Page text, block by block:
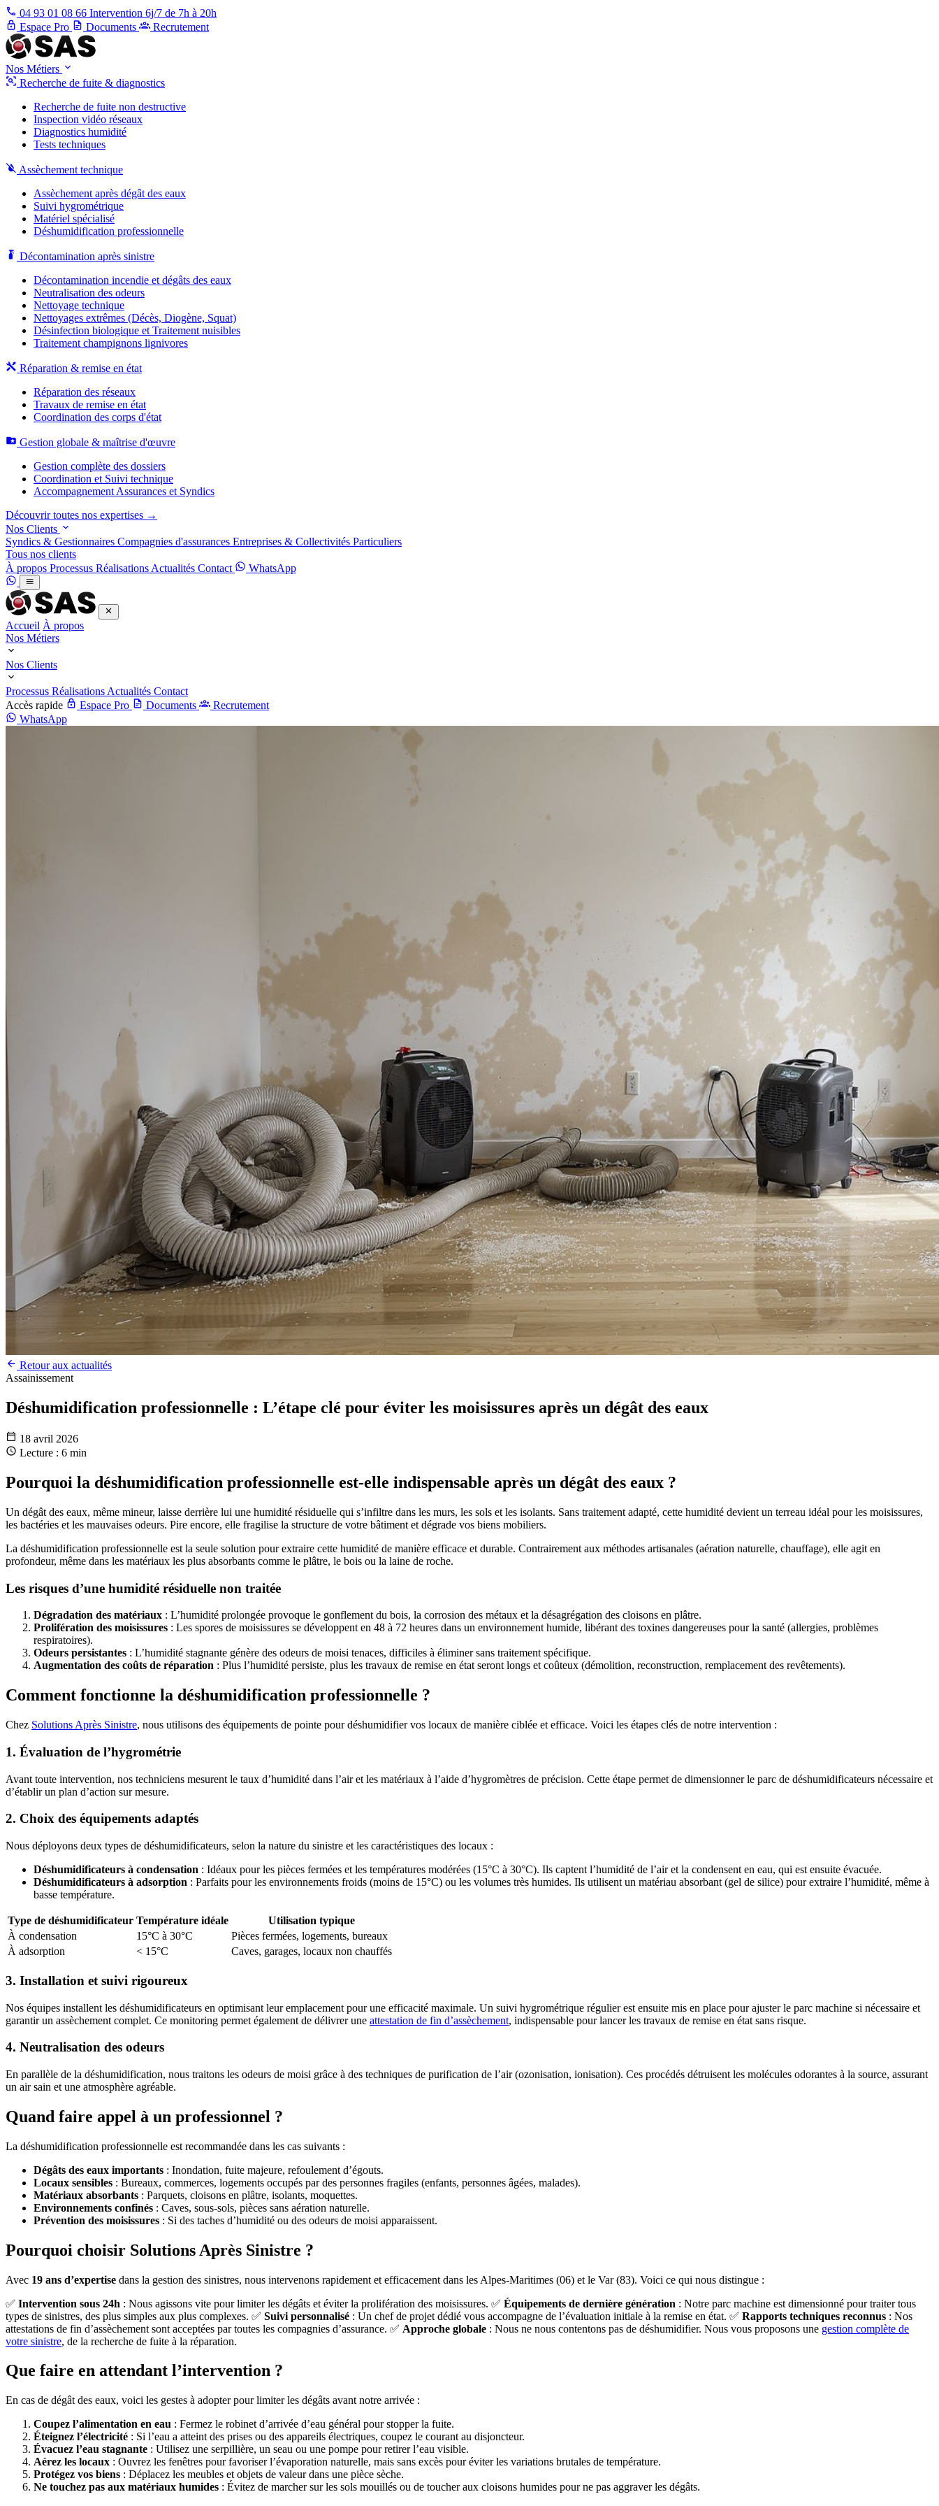
04 93 01 08 66 Intervention 6j/7 de 7h à 20h
Espace Pro
Documents Recrutement
Nos Métiers
Recherche de fuite & diagnostics
Recherche de fuite non destructive
Inspection vidéo réseaux
Diagnostics humidité
Tests techniques
Assèchement technique
Assèchement après dégât des eaux
Suivi hygrométrique
Matériel spécialisé
Déshumidification professionnelle
Décontamination après sinistre
Décontamination incendie et dégâts des eaux
Neutralisation des odeurs
Nettoyage technique
Nettoyages extrêmes (Décès, Diogène, Squat)
Désinfection biologique et Traitement nuisibles
Traitement champignons lignivores
Réparation & remise en état
Réparation des réseaux
Travaux de remise en état
Coordination des corps d'état
Gestion globale & maîtrise d'œuvre
Gestion complète des dossiers
Coordination et Suivi technique
Accompagnement Assurances et Syndics
Découvrir toutes nos expertises →
Nos Clients
Syndics & Gestionnaires Compagnies d'assurances Entreprises & Collectivités Particuliers
Tous nos clients
À propos Processus Réalisations Actualités Contact WhatsApp
Accueil À propos
Nos Métiers
Nos Clients
Processus Réalisations Actualités Contact
Accès rapide
Espace Pro Documents
Recrutement
WhatsApp
Retour aux actualités
Assainissement
Déshumidification professionnelle : L’étape clé pour éviter les moisissures après un dégât des eaux
18 avril 2026
Lecture : 6 min
Pourquoi la déshumidification professionnelle est-elle indispensable après un dégât des eaux ?
Un dégât des eaux, même mineur, laisse derrière lui une humidité résiduelle qui s’infiltre dans les murs, les sols et les isolants. Sans traitement adapté, cette humidité devient un terreau idéal pour les moisissures,
les bactéries et les mauvaises odeurs. Pire encore, elle fragilise la structure de votre bâtiment et dégrade vos biens mobiliers.
La déshumidification professionnelle est la seule solution pour extraire cette humidité de manière efficace et durable. Contrairement aux méthodes artisanales (aération naturelle, chauffage), elle agit en
profondeur, même dans les matériaux les plus absorbants comme le plâtre, le bois ou la laine de roche.
Les risques d’une humidité résiduelle non traitée
Dégradation des matériaux : L’humidité prolongée provoque le gonflement du bois, la corrosion des métaux et la désagrégation des cloisons en plâtre.
Prolifération des moisissures : Les spores de moisissures se développent en 48 à 72 heures dans un environnement humide, libérant des toxines dangereuses pour la santé (allergies, problèmes
respiratoires).
Odeurs persistantes : L’humidité stagnante génère des odeurs de moisi tenaces, difficiles à éliminer sans traitement spécifique.
Augmentation des coûts de réparation : Plus l’humidité persiste, plus les travaux de remise en état seront longs et coûteux (démolition, reconstruction, remplacement des revêtements).
Comment fonctionne la déshumidification professionnelle ?
Chez Solutions Après Sinistre, nous utilisons des équipements de pointe pour déshumidifier vos locaux de manière ciblée et efficace. Voici les étapes clés de notre intervention :
1. Évaluation de l’hygrométrie
Avant toute intervention, nos techniciens mesurent le taux d’humidité dans l’air et les matériaux à l’aide d’hygromètres de précision. Cette étape permet de dimensionner le parc de déshumidificateurs nécessaire et
d’établir un plan d’action sur mesure.
2. Choix des équipements adaptés
Nous déployons deux types de déshumidificateurs, selon la nature du sinistre et les caractéristiques des locaux :
Déshumidificateurs à condensation : Idéaux pour les pièces fermées et les températures modérées (15°C à 30°C). Ils captent l’humidité de l’air et la condensent en eau, qui est ensuite évacuée.
Déshumidificateurs à adsorption : Parfaits pour les environnements froids (moins de 15°C) ou les volumes très humides. Ils utilisent un matériau absorbant (gel de silice) pour extraire l’humidité, même à
basse température.
Type de déshumidificateur Température idéale
Utilisation typique
À condensation
15°C à 30°C
Pièces fermées, logements, bureaux
À adsorption
< 15°C Caves, garages, locaux non chauffés
3. Installation et suivi rigoureux
Nos équipes installent les déshumidificateurs en optimisant leur emplacement pour une efficacité maximale. Un suivi hygrométrique régulier est ensuite mis en place pour ajuster le parc machine si nécessaire et
garantir un assèchement complet. Ce monitoring permet également de délivrer une attestation de fin d’assèchement, indispensable pour lancer les travaux de remise en état sans risque.
4. Neutralisation des odeurs
En parallèle de la déshumidification, nous traitons les odeurs de moisi grâce à des techniques de purification de l’air (ozonisation, ionisation). Ces procédés détruisent les molécules odorantes à la source, assurant
un air sain et une atmosphère agréable.
Quand faire appel à un professionnel ?
La déshumidification professionnelle est recommandée dans les cas suivants :
Dégâts des eaux importants : Inondation, fuite majeure, refoulement d’égouts.
Locaux sensibles : Bureaux, commerces, logements occupés par des personnes fragiles (enfants, personnes âgées, malades).
Matériaux absorbants : Parquets, cloisons en plâtre, isolants, moquettes.
Environnements confinés : Caves, sous-sols, pièces sans aération naturelle.
Prévention des moisissures : Si des taches d’humidité ou des odeurs de moisi apparaissent.
Pourquoi choisir Solutions Après Sinistre ?
Avec 19 ans d’expertise dans la gestion des sinistres, nous intervenons rapidement et efficacement dans les Alpes-Maritimes (06) et le Var (83). Voici ce qui nous distingue :
✅ Intervention sous 24h : Nous agissons vite pour limiter les dégâts et éviter la prolifération des moisissures. ✅ Équipements de dernière génération : Notre parc machine est dimensionné pour traiter tous
types de sinistres, des plus simples aux plus complexes. ✅ Suivi personnalisé : Un chef de projet dédié vous accompagne de l’évaluation initiale à la remise en état. ✅ Rapports techniques reconnus : Nos
attestations de fin d’assèchement sont acceptées par toutes les compagnies d’assurance. ✅ Approche globale : Nous ne nous contentons pas de déshumidifier. Nous vous proposons une gestion complète de
votre sinistre, de la recherche de fuite à la réparation.
Que faire en attendant l’intervention ?
En cas de dégât des eaux, voici les gestes à adopter pour limiter les dégâts avant notre arrivée :
Coupez l’alimentation en eau : Fermez le robinet d’arrivée d’eau général pour stopper la fuite.
Éteignez l’électricité : Si l’eau a atteint des prises ou des appareils électriques, coupez le courant au disjoncteur.
Évacuez l’eau stagnante : Utilisez une serpillière, un seau ou une pompe pour retirer l’eau visible.
Aérez les locaux : Ouvrez les fenêtres pour favoriser l’évaporation naturelle, mais sans excès pour éviter les variations brutales de température.
Protégez vos biens : Déplacez les meubles et objets de valeur dans une pièce sèche.
Ne touchez pas aux matériaux humides : Évitez de marcher sur les sols mouillés ou de toucher aux cloisons humides pour ne pas aggraver les dégâts.